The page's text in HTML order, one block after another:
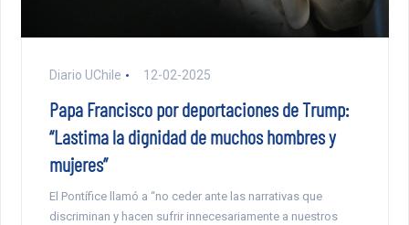
Diario UChile 12-02-2025
Papa Francisco por deportaciones de Trump:
“Lastima la dignidad de muchos hombres y
mujeres”
El Pontífice llamó a “no ceder ante las narrativas que
discriminan y hacen sufrir innecesariamente a nuestros